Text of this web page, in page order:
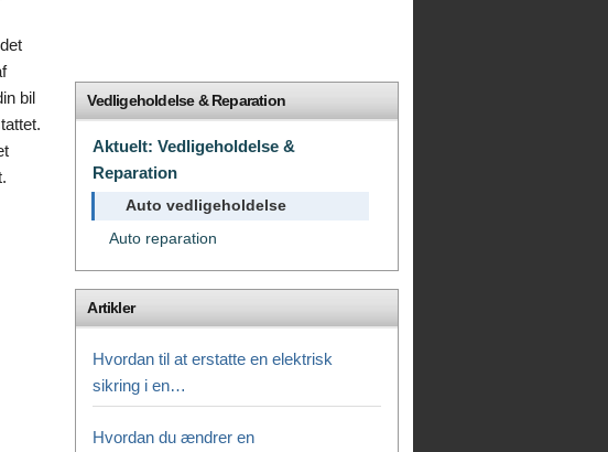
bil
Vedligeholdelse & Reparation
Aktuelt: Vedligeholdelse &
Reparation
Auto vedligeholdelse
Auto reparation
Artikler
Hvordan til at erstatte en elektrisk
sikring i en…
Hvordan du ændrer en